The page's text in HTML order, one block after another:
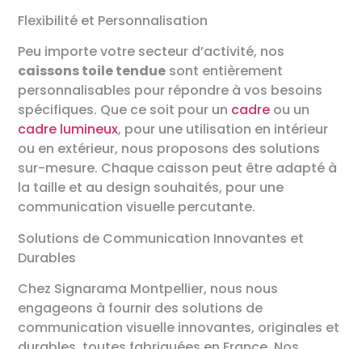
Flexibilité et Personnalisation
Peu importe votre secteur d’activité, nos
caissons toile tendue sont entièrement
personnalisables pour répondre à vos besoins
spécifiques. Que ce soit pour un cadre ou un
cadre lumineux, pour une utilisation en intérieur
ou en extérieur, nous proposons des solutions
sur-mesure. Chaque caisson peut être adapté à
la taille et au design souhaités, pour une
communication visuelle percutante.
Solutions de Communication Innovantes et
Durables
Chez Signarama Montpellier, nous nous
engageons à fournir des solutions de
communication visuelle innovantes, originales et